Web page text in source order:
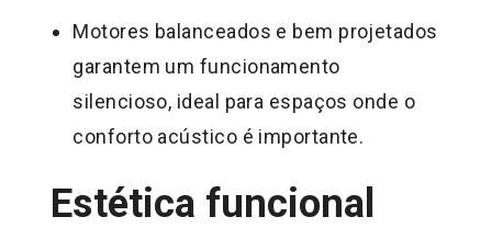
Motores balanceados e bem projetados
garantem um funcionamento
silencioso, ideal para espaços onde o
conforto acústico é importante.
Estética funcional